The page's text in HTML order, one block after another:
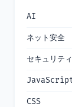
AI
ネット安全
セキュリティ
CSS